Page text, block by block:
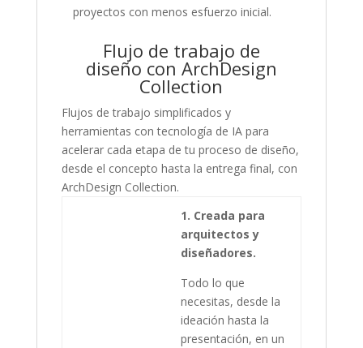
proyectos con menos esfuerzo inicial.
Flujo de trabajo de
diseño con ArchDesign
Collection
Flujos de trabajo simplificados y
herramientas con tecnología de IA para
acelerar cada etapa de tu proceso de diseño,
desde el concepto hasta la entrega final, con
ArchDesign Collection.
1. Creada para
arquitectos y
diseñadores.
Todo lo que
necesitas, desde la
ideación hasta la
presentación, en un